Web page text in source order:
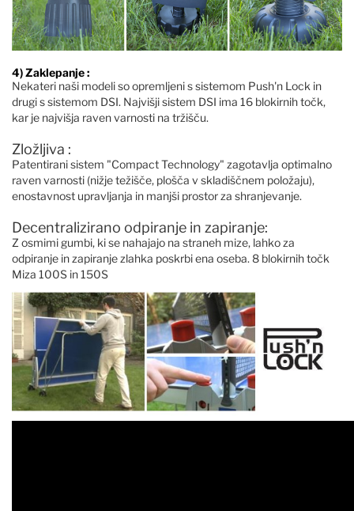
4) Zaklepanje :
Nekateri naši modeli so opremljeni s sistemom Push'n Lock in
drugi s sistemom DSI. Najvišji sistem DSI ima 16 blokirnih točk,
kar je najvišja raven varnosti na tržišču.
Zložljiva :
Patentirani sistem "Compact Technology" zagotavlja optimalno
raven varnosti (nižje težišče, plošča v skladiščnem položaju),
enostavnost upravljanja in manjši prostor za shranjevanje.
Decentralizirano odpiranje in zapiranje:
Z osmimi gumbi, ki se nahajajo na straneh mize, lahko za
odpiranje in zapiranje zlahka poskrbi ena oseba. 8 blokirnih točk
Miza 100S in 150S